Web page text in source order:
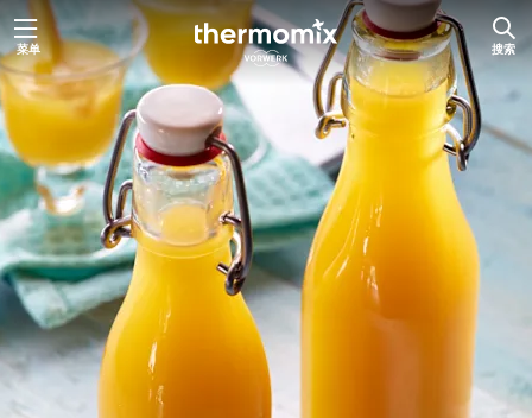
跳
至
主
要
内
容
菜单 搜索